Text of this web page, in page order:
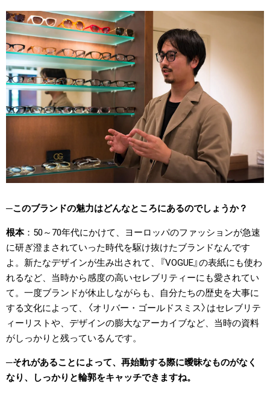
このブランドの魅力はどんなところにあるのでしょうか？
根本
50～70年代にかけて、ヨーロッパのファッションが急速
に研ぎ澄まされていった時代を駆け抜けたブランドなんです
よ。新たなデザインが生み出されて、『VOGUE』の表紙にも使わ
れるなど、当時から感度の高いセレブリティーにも愛されてい
て。一度ブランドが休止しながらも、自分たちの歴史を大事に
する文化によって、〈オリバー・ゴールドスミス〉はセレブリテ
ィーリストや、デザインの膨大なアーカイブなど、当時の資料
がしっかりと残っているんです。
それがあることによって、再始動する際に曖昧なものがなく
なり、しっかりと輪郭をキャッチできますね。